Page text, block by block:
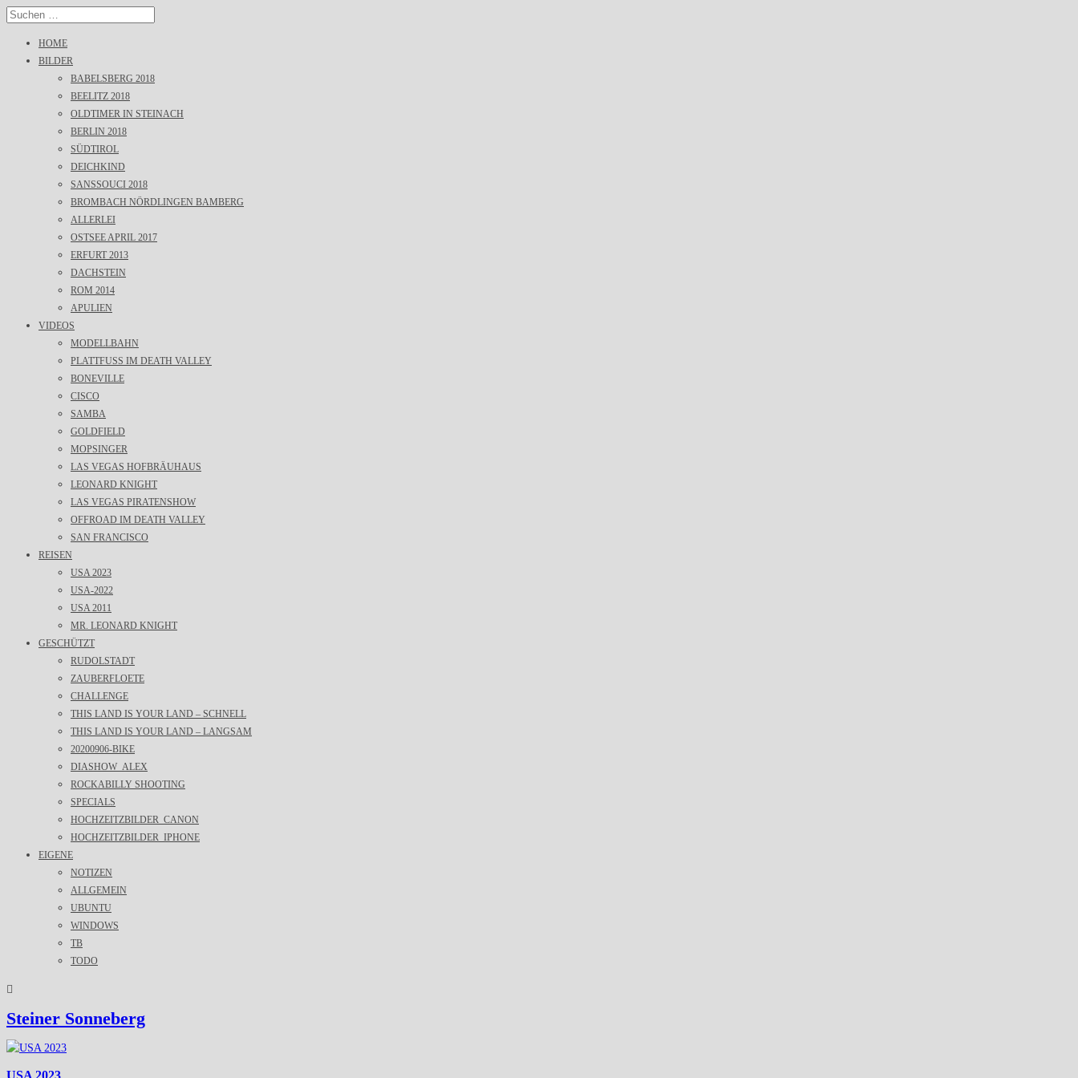
HOME
BILDER
BABELSBERG 2018
BEELITZ 2018
OLDTIMER IN STEINACH
BERLIN 2018
SÜDTIROL
DEICHKIND
SANSSOUCI 2018
BROMBACH NÖRDLINGEN BAMBERG
ALLERLEI
OSTSEE APRIL 2017
ERFURT 2013
DACHSTEIN
ROM 2014
APULIEN
VIDEOS
MODELLBAHN
PLATTFUSS IM DEATH VALLEY
BONEVILLE
CISCO
SAMBA
GOLDFIELD
MOPSINGER
LAS VEGAS HOFBRÄUHAUS
LEONARD KNIGHT
LAS VEGAS PIRATENSHOW
OFFROAD IM DEATH VALLEY
SAN FRANCISCO
REISEN
USA 2023
USA-2022
USA 2011
MR. LEONARD KNIGHT
GESCHÜTZT
RUDOLSTADT
ZAUBERFLOETE
CHALLENGE
THIS LAND IS YOUR LAND – SCHNELL
THIS LAND IS YOUR LAND – LANGSAM
20200906-BIKE
DIASHOW_ALEX
ROCKABILLY SHOOTING
SPECIALS
HOCHZEITZBILDER_CANON
HOCHZEITZBILDER_IPHONE
EIGENE
NOTIZEN
ALLGEMEIN
UBUNTU
WINDOWS
TB
TODO
Steiner Sonneberg